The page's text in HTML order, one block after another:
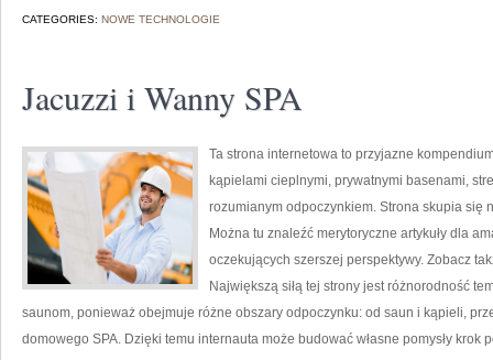
CATEGORIES: NOWE TECHNOLOGIE
Jacuzzi i Wanny SPA
Ta strona internetowa to przyjazne
kąpielami cieplnymi, prywatnymi basenami,
rozumianym odpoczynkiem. Strona skupia się
Można tu znaleźć merytoryczne artykuły dla
oczekujących szerszej perspektywy. Zobacz
Największą siłą tej strony jest różnorodność
saunom, ponieważ obejmuje różne obszary odpoczynku: od saun i kąpieli,
domowego SPA. Dzięki temu internauta może budować własne pomysły krok